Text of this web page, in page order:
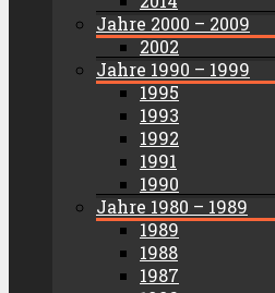
Jahre 2000 – 2009
2002
Jahre 1990 – 1999
1995
1993
1992
1991
1990
Jahre 1980 – 1989
1989
1988
1987